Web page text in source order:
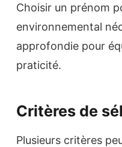
Choisir un prénom
environnemental
approfondie pour
praticité.
Critères de
Plusieurs critères